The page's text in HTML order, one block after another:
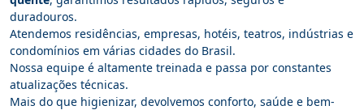
duradouros.
Atendemos residências, empresas, hotéis, teatros, indústrias e
condomínios em várias cidades do Brasil.
Nossa equipe é altamente treinada e passa por constantes
atualizações técnicas.
Mais do que higienizar, devolvemos conforto, saúde e bem-